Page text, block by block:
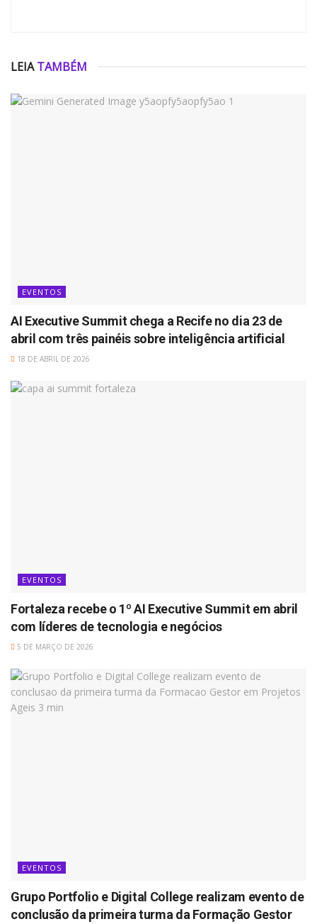
LEIATAMBÉM
EVENTOS
AI Executive Summit chega a Recife no dia 23 de
abril com três painéis sobre inteligência artificial
18 DE ABRIL DE 2026
EVENTOS
Fortaleza recebe o 1º AI Executive Summit em abril
com líderes de tecnologia e negócios
5 DE MARÇO DE 2026
EVENTOS
Grupo Portfolio e Digital College realizam evento de
conclusão da primeira turma da Formação Gestor